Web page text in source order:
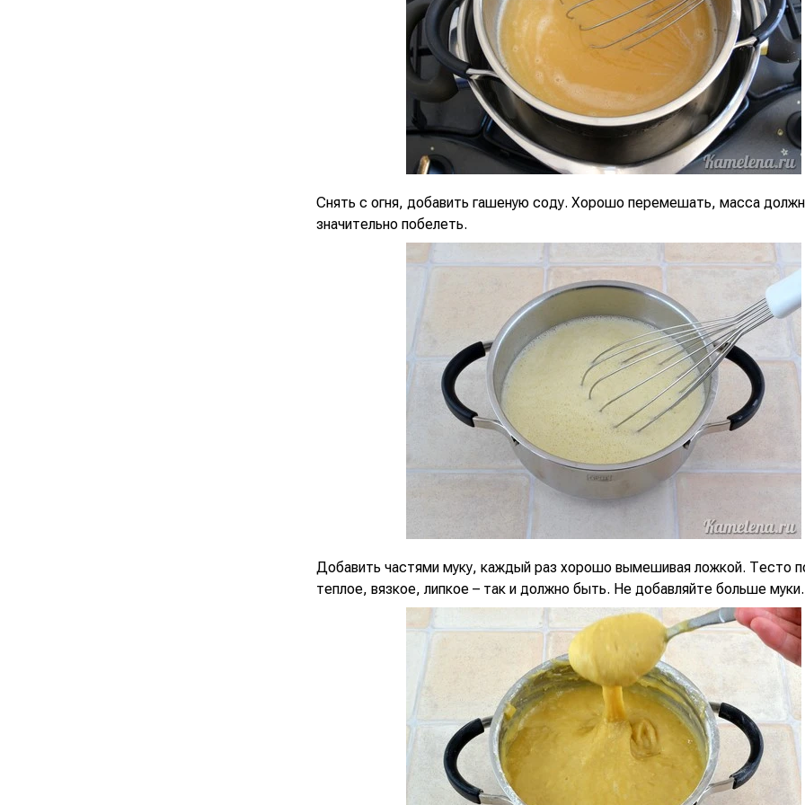
Снять с огня, добавить гашеную соду. Хорошо перемешать, масса
значительно побелеть.
Добавить частями муку, каждый раз хорошо вымешивая ложкой. Тесто
теплое, вязкое, липкое – так и должно быть. Не добавляйте больше муки.